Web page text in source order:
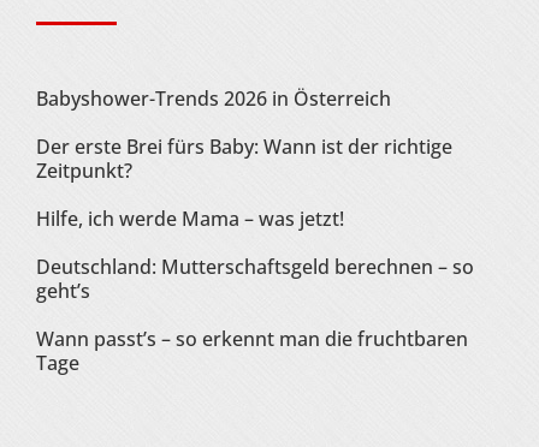
Babyshower-Trends 2026 in Österreich
Der erste Brei fürs Baby: Wann ist der richtige
Zeitpunkt?
Hilfe, ich werde Mama – was jetzt!
Deutschland: Mutterschaftsgeld berechnen – so
geht’s
Wann passt’s – so erkennt man die fruchtbaren
Tage